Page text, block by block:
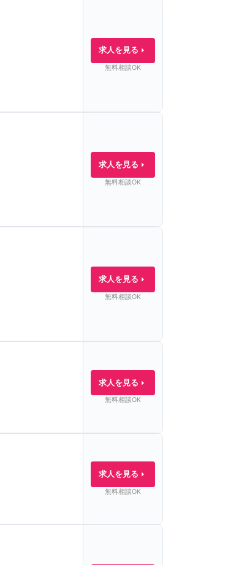
求人を見る
無料相談OK
求人を見る
無料相談OK
求人を見る
無料相談OK
求人を見る
無料相談OK
求人を見る
無料相談OK